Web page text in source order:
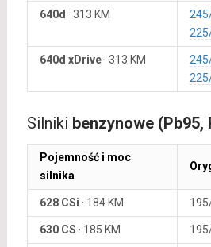
640d · 313 KM
640d xDrive· 313 KM
Silniki benzynowe (Pb95,
Pojemność i moc
silnika
628 CSi · 184 KM
630 CS · 185 KM